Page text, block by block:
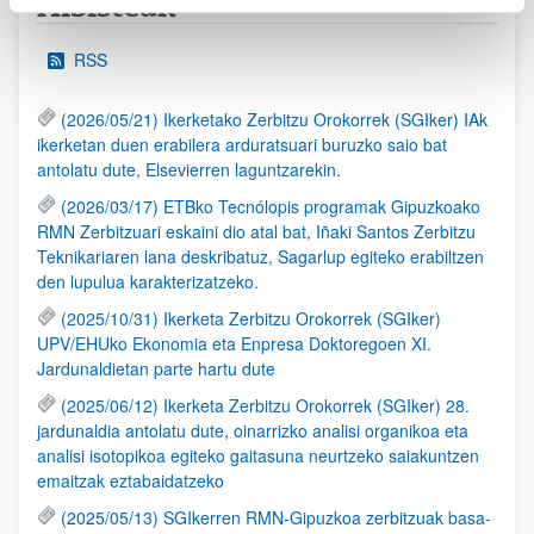
RSS
(2026/05/21) Ikerketako Zerbitzu Orokorrek (SGIker) IAk
ikerketan duen erabilera arduratsuari buruzko saio bat
antolatu dute, Elsevierren laguntzarekin.
(2026/03/17) ETBko Tecnólopis programak Gipuzkoako
RMN Zerbitzuari eskaini dio atal bat, Iñaki Santos Zerbitzu
Teknikariaren lana deskribatuz, Sagarlup egiteko erabiltzen
den lupulua karakterizatzeko.
(2025/10/31) Ikerketa Zerbitzu Orokorrek (SGIker)
UPV/EHUko Ekonomia eta Enpresa Doktoregoen XI.
Jardunaldietan parte hartu dute
(2025/06/12) Ikerketa Zerbitzu Orokorrek (SGIker) 28.
jardunaldia antolatu dute, oinarrizko analisi organikoa eta
analisi isotopikoa egiteko gaitasuna neurtzeko saiakuntzen
emaitzak eztabaidatzeko
(2025/05/13) SGIkerren RMN-Gipuzkoa zerbitzuak basa-